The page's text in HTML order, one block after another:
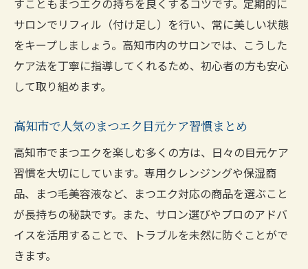
サロンでリフィル（付け足し）を行い、常に美しい状態
をキープしましょう。高知市内のサロンでは、こうした
ケア法を丁寧に指導してくれるため、初心者の方も安心
して取り組めます。
高知市で人気のまつエク目元ケア習慣まとめ
高知市でまつエクを楽しむ多くの方は、日々の目元ケア
習慣を大切にしています。専用クレンジングや保湿商
品、まつ毛美容液など、まつエク対応の商品を選ぶこと
が長持ちの秘訣です。また、サロン選びやプロのアドバ
イスを活用することで、トラブルを未然に防ぐことがで
きます。